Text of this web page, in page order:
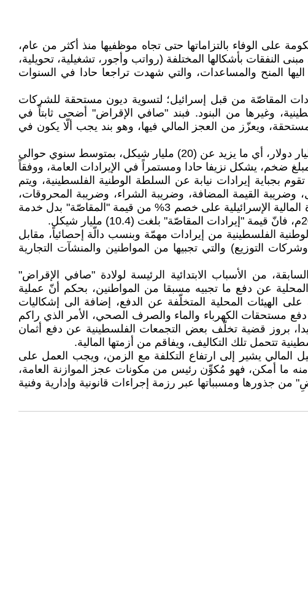
على الوفاء بالتزاماتها حتى تجاه موظفيها منذ أكثر من عام،
النفقات بأشكالها المختلفة (رواتب وأجور، تشغيلية، تحويلية،
المنح والمساعدات، والتي شهدت تراجعا حادا في السنوات
المقاصّة من قبل إسرائيل؛ لتسوية ديون مستحقة للشركات
وغيرها من البنود. فبند "صافي الإقراض" أضحى ثابتاً في
ويحرمها من إيرادات مستحقة، ويعزّز من العجز المالي فيها، وهو بند يجب ألّا يكون في
ومن خلال سبر أغوار تاريخ " صَافِي اَلْإِقْرَاضِ" على مدار السنوات العشرين الماضية، نجد أنه بلغ تراكميا حوالي (6) مليار دولار، أي ما يزيد عن (20) مليار شيكل، بمتوسط سنوي حوالي
فاق المليار شيكل سنوياً، وبلغ في العام 2022 (1.2) مليار شيكل، وهي مبلغ ضخم، يشكل نزيفا حادا ومستمراً في الإيرادات العامة، ووفقاً
بجباية إيرادات نيابة عن السلطة الوطنية الفلسطينية، ويتم
القيمة المضافة، وضريبة الشراء، وضريبة المحروقات،
والجمارك، وأيّة ضرائب ورسوم تترتب على التبادل التجاري بين إسرائيل والسلطة الوطنية الفلسطينية، وتعمل وزارة المالية الإسرائيلية على خصم 3% من قيمة "المقاصّة" بدل خدمة
الفلسطينية من إيرادات مهمّة وبنسب دالّة إحصائياً، مقابل
التوزيع) والتي تجبيها من المواطنين والمنشآت التجارية
من الأسباب الابتدائية الرئيسة لولادة "صافي الإقراض"
عن دفع ما تجبيه مسبقا من المواطنين، بحكم أنّ عملية
الهيئات المحلية المتخلّفة عن الدفع، إضافة الى إشكاليات
دفع مستحقات الكهرباء والماء والصرف الصحي، الأمر الذي راكم
بروز قضية تخلّف بعض التجمعات الفلسطينية عن دفع أثمان
تتحمل تلك التكاليف، ويفاقم من أزمتها المالية.
المالي يشير إلى ارتفاع التكلفة مع الزمن، ويجب العمل على
ما أمكن، فهو مُكوِّن رئيس من مكونات عجز الموازنة العامة،
جذورها ومسبباتها عبر رزمة إجراءات قانونية وإدارية وفنية